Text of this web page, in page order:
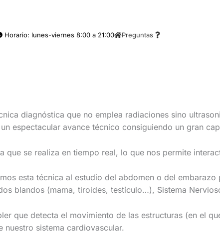
Horario: lunes-viernes 8:00 a 21:00 Preguntas
diagnóstica que no emplea radiaciones sino
espectacular avance técnico consiguiendo un gran
que se realiza en tiempo real, lo que nos permite
esta técnica al estudio del abdomen o del
blandos (mama, tiroides, testículo…), Sistema
que detecta el movimiento de las estructuras (en el
sistema cardiovascular.